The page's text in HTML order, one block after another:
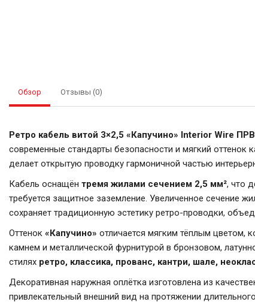
Обзор Отзывы (0)
Ретро кабель витой 3×2,5 «Капучино» Interior Wire
современные стандарты безопасности и мягкий
делает открытую проводку гармоничной частью
Кабель оснащён тремя жилами сечением 2,5 мм², что
требуется защитное заземление. Увеличенное сечение
сохраняет традиционную эстетику ретро-проводки,
Оттенок «Капучино» отличается мягким тёплым цветом,
камнем и металлической фурнитурой в бронзовом,
стилях ретро, классика, прованс, кантри, шале,
Декоративная наружная оплётка изготовлена из
привлекательный внешний вид на протяжении